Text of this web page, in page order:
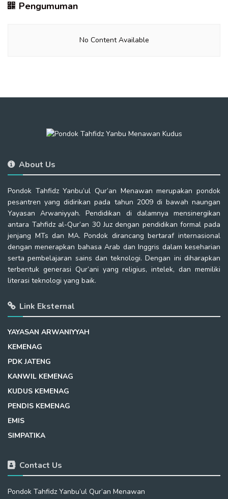
Pengumuman
No Content Available
About Us
Pondok Tahfidz Yanbu’ul Qur’an Menawan merupakan pondok
pesantren yang didirikan pada tahun 2009 di bawah naungan
Yayasan Arwaniyyah. Pendidikan di dalamnya mensinergikan
antara Tahfidz al-Qur’an 30 Juz dengan pendidikan formal pada
jenjang MTs dan MA. Pondok dirancang bertaraf internasional
dengan menerapkan bahasa Arab dan Inggris dalam keseharian
serta pembelajaran sains dan teknologi. Dengan ini diharapkan
terbentuk generasi Qur’ani yang religius, intelek, dan memiliki
literasi teknologi yang baik.
Link Eksternal
YAYASAN ARWANIYYAH
KEMENAG
PDK JATENG
KANWIL KEMENAG
KUDUS KEMENAG
PENDIS KEMENAG
EMIS
SIMPATIKA
Contact Us
Pondok Tahfidz Yanbu’ul Qur’an Menawan